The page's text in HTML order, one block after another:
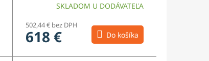
SKLADOM U DODÁVATEĽA
502,44 € bez DPH
618 € Do košíka